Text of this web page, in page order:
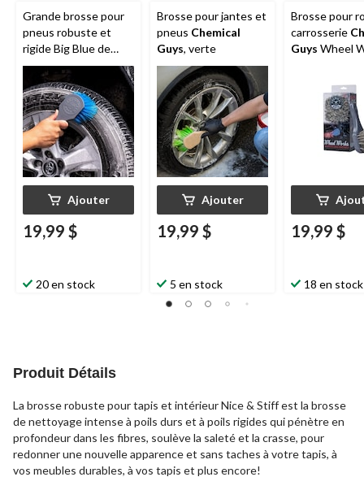
Grande brosse pour
pneus robuste et
rigide Big Blue de
Chemical Guys
Ajouter
19,99 $
20 en stock
Brosse pour jantes et
pneus Chemical
Guys, verte
Ajouter
19,99 $
5 en stock
Brosse pour
carrosserie
Guys Wheel
19,99 $
18 en stock
Produit Détails
La brosse robuste pour tapis et intérieur Nice & Stiff est la brosse
de nettoyage intense à poils durs et à poils rigides qui pénètre en
profondeur dans les fibres, soulève la saleté et la crasse, pour
redonner une nouvelle apparence et sans taches à votre tapis, à
vos meubles durables, à vos tapis et plus encore!